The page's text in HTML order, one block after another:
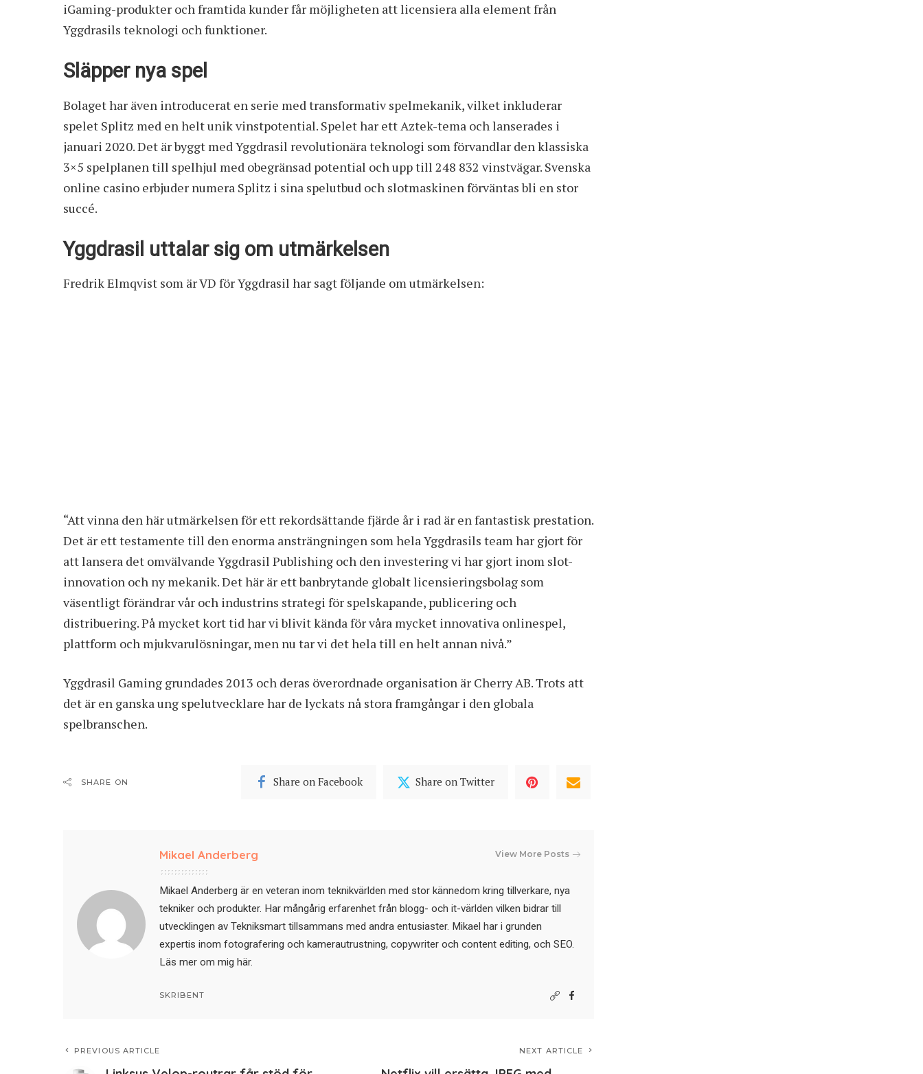
iGaming-produkter och framtida kunder får möjligheten att licensiera alla element från
Yggdrasils teknologi och funktioner.
Släpper nya spel
Bolaget har även introducerat en serie med transformativ spelmekanik, vilket inkluderar
spelet Splitz med en helt unik vinstpotential. Spelet har ett Aztek-tema och lanserades i
januari 2020. Det är byggt med Yggdrasil revolutionära teknologi som förvandlar den klassiska
3×5 spelplanen till spelhjul med obegränsad potential och upp till 248 832 vinstvägar. Svenska
online casino erbjuder numera Splitz i sina spelutbud och slotmaskinen förväntas bli en stor
succé.
Yggdrasil uttalar sig om utmärkelsen
Fredrik Elmqvist som är VD för Yggdrasil har sagt följande om utmärkelsen:
“Att vinna den här utmärkelsen för ett rekordsättande fjärde år i rad är en fantastisk prestation.
Det är ett testamente till den enorma ansträngningen som hela Yggdrasils team har gjort för
att lansera det omvälvande Yggdrasil Publishing och den investering vi har gjort inom slot-
innovation och ny mekanik. Det här är ett banbrytande globalt licensieringsbolag som
väsentligt förändrar vår och industrins strategi för spelskapande, publicering och
distribuering. På mycket kort tid har vi blivit kända för våra mycket innovativa onlinespel,
plattform och mjukvarulösningar, men nu tar vi det hela till en helt annan nivå.”
Yggdrasil Gaming grundades 2013 och deras överordnade organisation är Cherry AB. Trots att
det är en ganska ung spelutvecklare har de lyckats nå stora framgångar i den globala
spelbranschen.
SHARE ON Share on Facebook Share on Twitter
Mikael Anderberg View More Posts
Mikael Anderberg är en veteran inom teknikvärlden med stor kännedom kring tillverkare, nya
tekniker och produkter. Har mångårig erfarenhet från blogg- och it-världen vilken bidrar till
utvecklingen av Tekniksmart tillsammans med andra entusiaster. Mikael har i grunden
expertis inom fotografering och kamerautrustning, copywriter och content editing, och SEO.
Läs mer om mig här.
SKRIBENT
PREVIOUS ARTICLE NEXT ARTICLE